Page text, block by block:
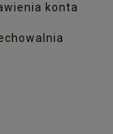
konta